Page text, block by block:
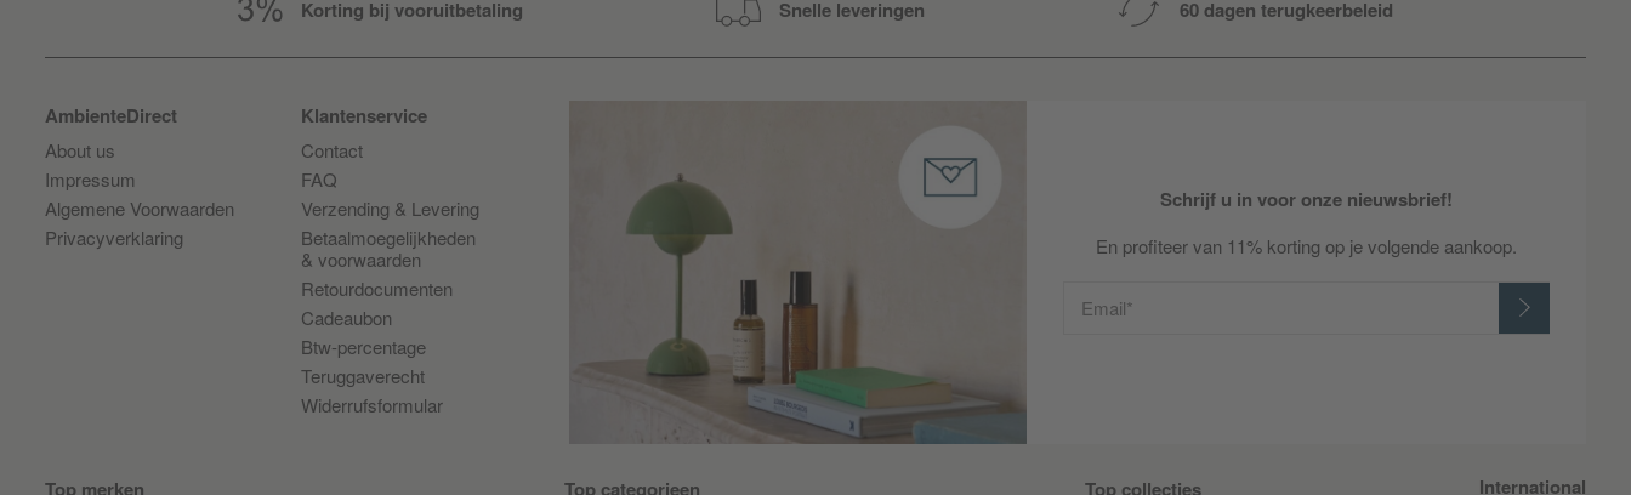
Korting bij vooruitbetaling Snelle leveringen 60 dagen terugkeerbeleid
Schrijf u in voor onze nieuwsbrief!
En profiteer van 11% korting op je volgende aankoop.
Email*
AmbienteDirect
About us
Impressum
Algemene Voorwaarden
Privacyverklaring
Klantenservice
Contact
FAQ
Verzending & Levering
Betaalmoegelijkheden
& voorwaarden
Retourdocumenten
Cadeaubon
Btw-percentage
Teruggaverecht
Widerrufsformular
Top merken Top categorieen Top collecties International